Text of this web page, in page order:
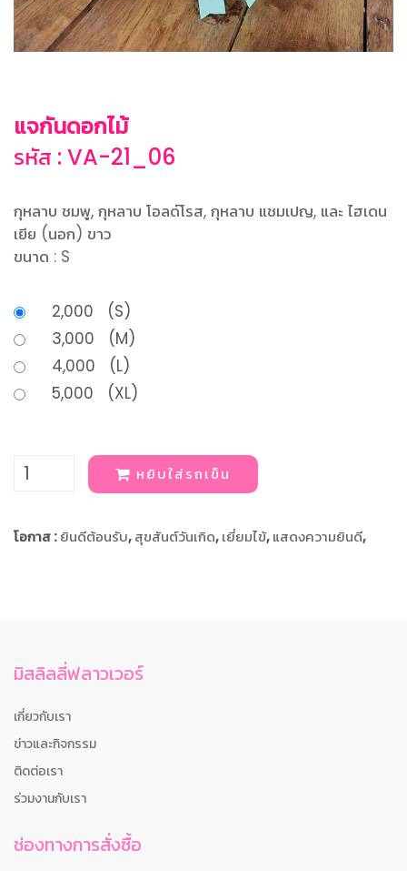
แจกันดอกไม้
รหัส : VA-21_06
กุหลาบ ชมพู, กุหลาบ โอลด์โรส, กุหลาบ แชมเปญ, และ ไฮเดน
เยีย (นอก) ขาว
ขนาด : S
2,000 (S)
3,000 (M)
4,000 (L)
5,000 (XL)
หยิบใส่รถเข็น
โอกาส :ยินดีต้อนรับ,สุขสันต์วันเกิด,เยี่ยมไข้,แสดงความยินดี,
มิสลิลลี่ฟลาวเวอร์
เกี่ยวกับเรา
ข่าวและกิจกรรม
ติดต่อเรา
ร่วมงานกับเรา
ช่องทางการสั่งซื้อ